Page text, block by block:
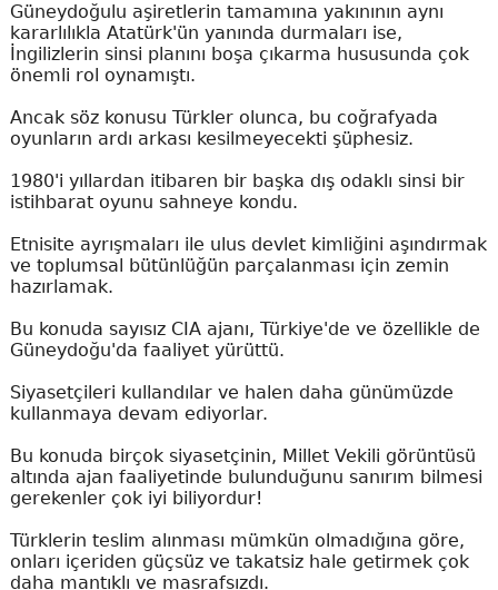
Güneydoğulu aşiretlerin tamamına yakınının aynı
kararlılıkla Atatürk'ün yanında durmaları ise,
İngilizlerin sinsi planını boşa çıkarma hususunda çok
önemli rol oynamıştı.
Ancak söz konusu Türkler olunca, bu coğrafyada
oyunların ardı arkası kesilmeyecekti şüphesiz.
1980'i yıllardan itibaren bir başka dış odaklı sinsi bir
istihbarat oyunu sahneye kondu.
Etnisite ayrışmaları ile ulus devlet kimliğini aşındırmak
ve toplumsal bütünlüğün parçalanması için zemin
hazırlamak.
Bu konuda sayısız CIA ajanı, Türkiye'de ve özellikle de
Güneydoğu'da faaliyet yürüttü.
Siyasetçileri kullandılar ve halen daha günümüzde
kullanmaya devam ediyorlar.
Bu konuda birçok siyasetçinin, Millet Vekili görüntüsü
altında ajan faaliyetinde bulunduğunu sanırım bilmesi
gerekenler çok iyi biliyordur!
Türklerin teslim alınması mümkün olmadığına göre,
onları içeriden güçsüz ve takatsiz hale getirmek çok
daha mantıklı ve masrafsızdı.